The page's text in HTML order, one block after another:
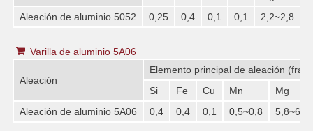
Aleación de aluminio 5052
0,25 0,4 0,1 0,1 2,2~2,8
Varilla de aluminio 5A06
Aleación
Elemento principal de aleación
Si
Fe Cu Mn
Mg
Aleación de aluminio 5A06
0,4 0,4 0,1 0,5~0,8 5,8~6,8